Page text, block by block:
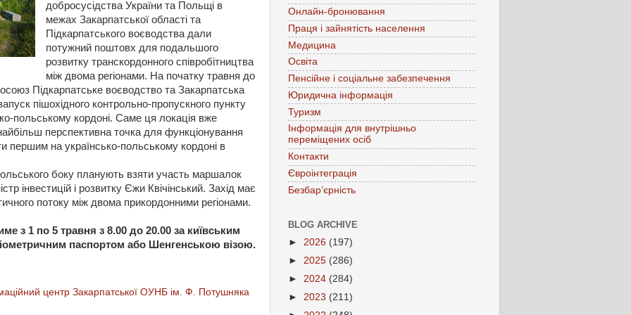
добросусідства України та Польщі в
межах Закарпатської області та
Підкарпатського воєводства дали
потужний поштовх для подальшого
розвитку транскордонного співробітництва
між двома регіонами. На початку травня до
Підкарпатське воєводство та Закарпатська
пішохідного контрольно-пропускного пункту
польському кордоні. Саме ця локація вже
перспективна точка для функціонування
першим на українсько-польському кордоні в
боку планують взяти участь маршалок
інвестицій і розвитку Єжи Квічінський. Захід має
потоку між двома прикордонними регіонами.
з 1 по 5 травня з 8.00 до 20.00 за київським
паспортом або Шенгенською візою.
центр Закарпатської ОУНБ ім. Ф. Потушняка
Онлайн-бронювання
Праця і зайнятість населення
Медицина
Освіта
Пенсійне і соціальне забезпечення
Юридична інформація
Туризм
Інформація для внутрішньо
переміщених осіб
Контакти
Євроінтеграція
Безбар’єрність
BLOG ARCHIVE
► 2026 (197)
► 2025 (286)
► 2024 (284)
► 2023 (211)